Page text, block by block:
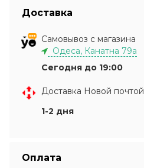
Доставка
Самовывоз с магазина
Одеса, Канатна 79а
Сегодня до 19:00
Доставка Новой почтой
1-2 дня
Оплата